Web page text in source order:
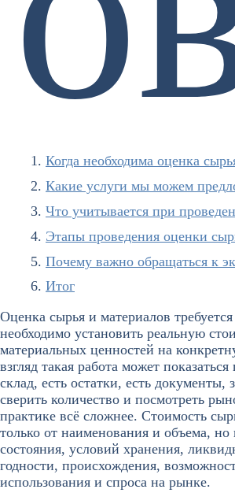
Когда необходима оценка
Какие услуги мы можем
Что учитывается при
Этапы проведения оценки
Почему важно обращаться к
Итог
Оценка сырья и материалов
необходимо установить реальную
материальных ценностей на
взгляд такая работа может показаться
склад, есть остатки, есть документы,
сверить количество и посмотреть
практике всё сложнее. Стоимость
только от наименования и объема, но
состояния, условий хранения,
годности, происхождения,
использования и спроса на рынке.